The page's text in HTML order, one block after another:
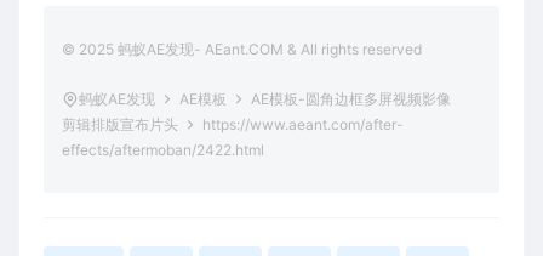
© 2025 蚂蚁AE发现- AEant.COM & All rights reserved
蚂蚁AE发现 AE模板
AE模板-圆角边框多屏视频影像
剪辑排版宣布片头
https://www.aeant.com/after-
effects/aftermoban/2422.html